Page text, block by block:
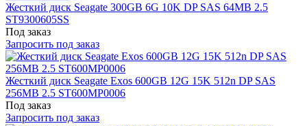
Жесткий диск Seagate 300GB 6G 10K DP SAS 64MB 2.5
ST9300605SS
Под заказ
Запросить под заказ
Жесткий диск Seagate Exos 600GB 12G 15K 512n DP SAS
256MB 2.5 ST600MP0006
Под заказ
Запросить под заказ